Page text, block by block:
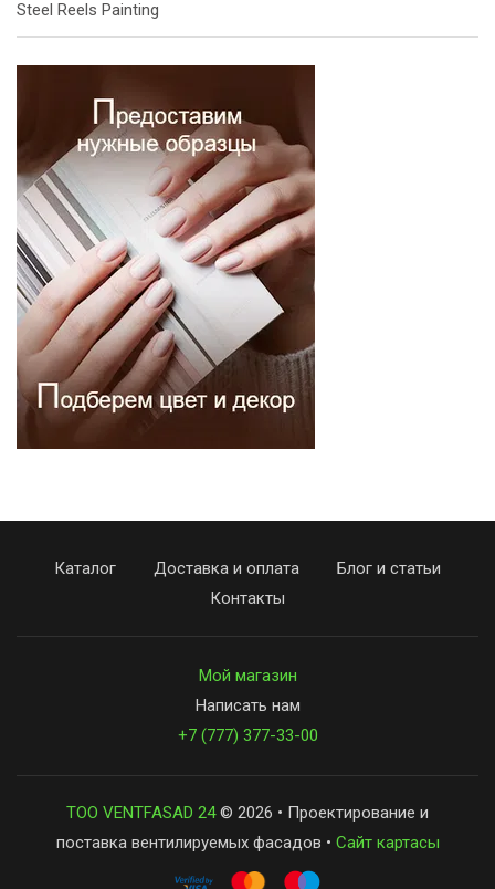
Steel Reels Painting
Каталог Доставка и оплата
Блог и статьи
Контакты
Мой магазин
Написать нам
+7 (777) 377-33-00
ТОО VENTFASAD 24© 2026 • Проектирование и
поставка вентилируемых фасадов • Сайт картасы